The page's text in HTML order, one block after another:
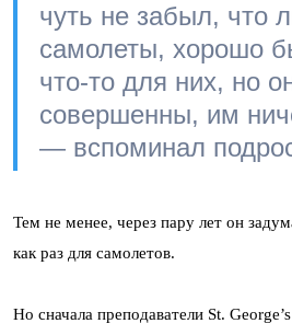
чуть не забыл, что
самолеты, хорошо
что-то для них, но
совершенны, им
— вспоминал
Тем не менее, через пару лет он
как раз для самолетов.
Но сначала преподаватели St.